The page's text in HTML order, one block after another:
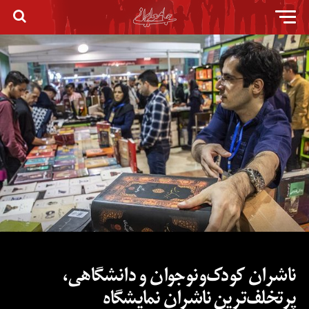
ناشران کودک‌ونوجوان و دانشگاهی،
پرتخلف‌ترین ناشران نمایشگاه